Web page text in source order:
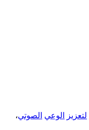
لتعزيز الوعي الصوتي،